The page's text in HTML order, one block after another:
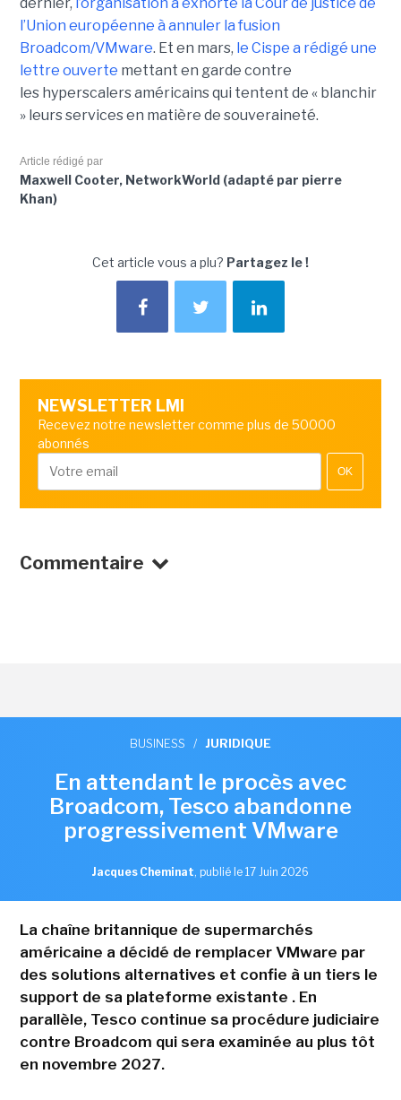
l’Union européenne à annuler la fusion
Broadcom/VMware. Et en mars, le Cispe a rédigé une
lettre ouverte mettant en garde contre
les hyperscalers américains qui tentent de « blanchir
» leurs services en matière de souveraineté.
Article rédigé par
Maxwell Cooter, NetworkWorld (adapté par pierre
Khan)
Cet article vous a plu? Partagez le !
NEWSLETTER LMI
Recevez notre newsletter comme plus de 50000
abonnés
OK
Commentaire
BUSINESS / JURIDIQUE
En attendant le procès avec
Broadcom, Tesco abandonne
progressivement VMware
Jacques Cheminat, publié le 17 Juin 2026
La chaîne britannique de supermarchés
américaine a décidé de remplacer VMware par
des solutions alternatives et confie à un tiers le
support de sa plateforme existante . En
parallèle, Tesco continue sa procédure judiciaire
contre Broadcom qui sera examinée au plus tôt
en novembre 2027.